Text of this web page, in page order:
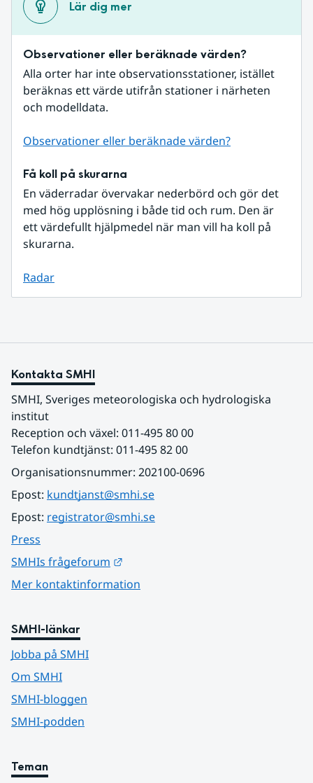
Lär dig mer
Observationer eller beräknade värden?
Alla orter har inte observationsstationer, istället
beräknas ett värde utifrån stationer i närheten
och modelldata.
Observationer eller beräknade värden?
Få koll på skurarna
En väderradar övervakar nederbörd och gör det
med hög upplösning i både tid och rum. Den är
ett värdefullt hjälpmedel när man vill ha koll på
skurarna.
Radar
Kontakta SMHI
SMHI, Sveriges meteorologiska och hydrologiska
institut
Reception och växel: 011-495 80 00
Telefon kundtjänst: 011-495 82 00
Organisationsnummer: 202100-0696
Epost: kundtjanst@smhi.se
Epost: registrator@smhi.se
Press
SMHIs frågeforum
Mer kontaktinformation
SMHI-länkar
Jobba på SMHI
Om SMHI
SMHI-bloggen
SMHI-podden
Teman